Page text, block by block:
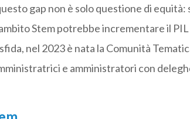
gap non è solo questione di equità:
Stem potrebbe incrementare il
nel 2023 è nata la Comunità
e amministratori con